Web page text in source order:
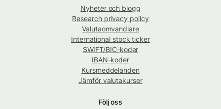
Nyheter och blogg
Research privacy policy
Valutaomvandlare
International stock ticker
SWIFT/BIC-koder
IBAN-koder
Kursmeddelanden
Jämför valutakurser
Följ oss